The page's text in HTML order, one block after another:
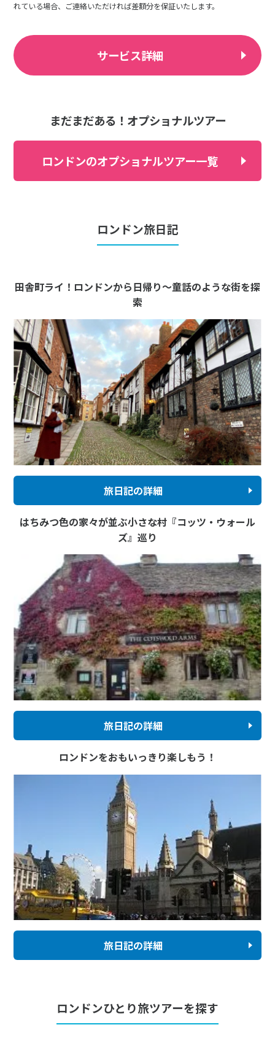
れている場合、ご連絡いただければ差額分を保証いたします。
サービス詳細
まだまだある！オプショナルツアー
ロンドンのオプショナルツアー一覧
ロンドン旅日記
田舎町ライ！ロンドンから日帰り～童話のような街を探
索
旅日記の詳細
はちみつ色の家々が並ぶ小さな村『コッツ・ウォール
ズ』巡り
旅日記の詳細
ロンドンをおもいっきり楽しもう！
旅日記の詳細
ロンドンひとり旅ツアーを探す